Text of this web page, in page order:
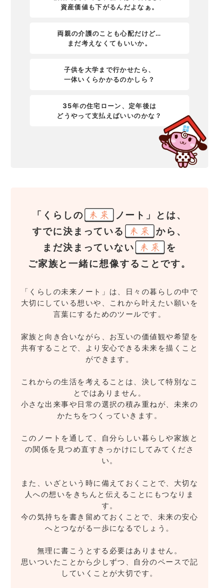
資産価値も下がるんだよなぁ。
両親の介護のことも心配だけど…
まだ考えなくてもいいか。
子供を大学まで行かせたら、
一体いくらかかるのかしら？
35年の住宅ローン、定年後は
どうやって支払えばいいのかな？
「くらしの
ノート」とは、
すでに決まっている
から、
まだ決まっていない
を
ご家族と一緒に想像することです。
「くらしの未来ノート」は、日々の暮らしの中で
大切にしている想いや、これから叶えたい願いを
言葉にするためのツールです。
家族と向き合いながら、お互いの価値観や希望を
共有することで、より安心できる未来を描くこと
ができます。
これからの生活を考えることは、決して特別なこ
とではありません。
小さな出来事や日常の選択の積み重ねが、未来の
かたちをつくっていきます。
このノートを通して、自分らしい暮らしや家族と
の関係を見つめ直すきっかけにしてみてくださ
い。
また、いざという時に備えておくことで、大切な
人への想いをきちんと伝えることにもつなりま
す。
今の気持ちを書き留めておくことで、未来の安心
へとつながる一歩になるでしょう。
無理に書こうとする必要はありません。
思いついたことから少しずつ、自分のペースで記
していくことが大切です。